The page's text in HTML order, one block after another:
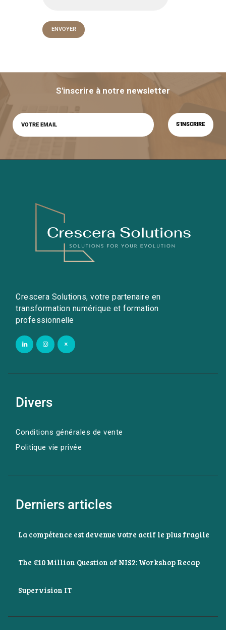
S'inscrire à notre newsletter
Crescera Solutions, votre partenaire en
transformation numérique et formation
professionnelle
Divers
Conditions générales de vente
Politique vie privée
Derniers articles
La compétence est devenue votre actif le plus fragile
The €10 Million Question of NIS2: Workshop Recap
Supervision IT